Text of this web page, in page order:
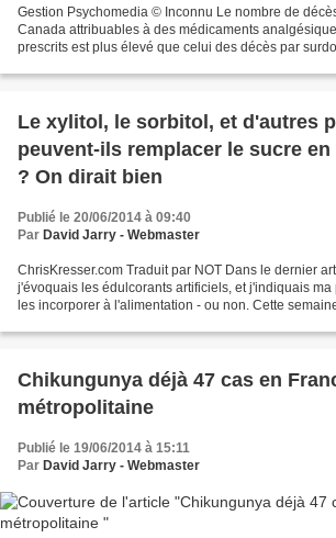
Gestion Psychomedia © Inconnu Le nombre de
Canada attribuables à des médicaments
prescrits est plus élevé que celui des décès par
Le xylitol, le sorbitol, et d'autres
peuvent-ils remplacer le sucre
? On dirait bien
Publié le 20/06/2014 à 09:40
Par David Jarry - Webmaster
ChrisKresser.com Traduit par NOT Dans le dernier
j'évoquais les édulcorants artificiels, et j'indiquais ma
les incorporer à l'alimentation - ou non. Cette
Chikungunya déjà 47 cas en
métropolitaine
Publié le 19/06/2014 à 15:11
Par David Jarry - Webmaster